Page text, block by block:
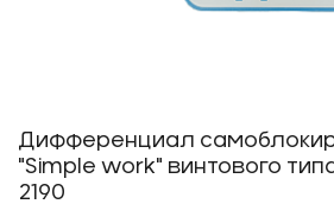
Дифференциал
"Simple work" винтового
2190